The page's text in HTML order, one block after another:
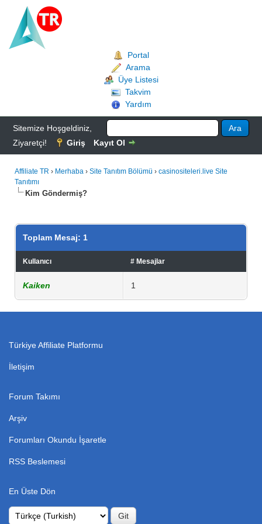
Portal
Arama
Üye Listesi
Takvim
Yardım
Sitemize Hoşgeldiniz,
Ziyaretçi!
Giriş Kayıt Ol
Affiliate TR › Merhaba › Site Tanıtım Bölümü › casinositeleri.live Site
Tanıtımı
Kim Göndermiş?
Toplam Mesaj: 1
Kullanıcı # Mesajlar
Kaiken 1
Türkiye Affiliate Platformu
İletişim
Forum Takımı
Arşiv
Forumları Okundu İşaretle
RSS Beslemesi
En Üste Dön